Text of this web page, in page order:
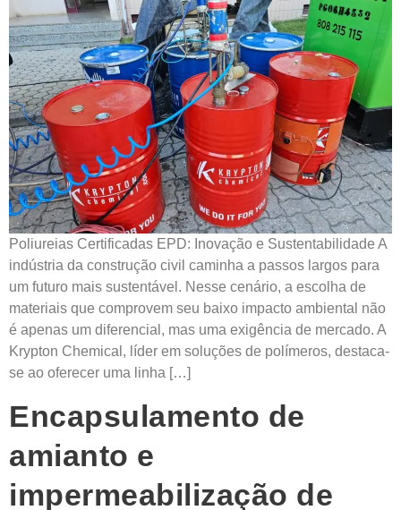
Poliureias Certificadas EPD: Inovação e Sustentabilidade A
indústria da construção civil caminha a passos largos para
um futuro mais sustentável. Nesse cenário, a escolha de
materiais que comprovem seu baixo impacto ambiental não
é apenas um diferencial, mas uma exigência de mercado. A
Krypton Chemical, líder em soluções de polímeros, destaca-
se ao oferecer uma linha […]
Encapsulamento de
amianto e
impermeabilização de